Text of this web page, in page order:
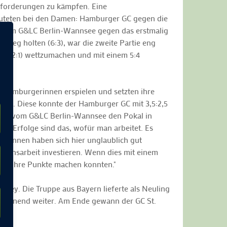
zu kämpfen. Eine
bei den Damen: Hamburger GC gegen die
G&LC Berlin-Wannsee gegen das erstmalig
Sieg holten (6:3), war die zweite Partie eng
(2:1) wettzumachen und mit einem 5:4
erspielen und setzten ihre
Diese konnte der Hamburger GC mit 3,5:2,5
vom G&LC Berlin-Wannsee den Pokal in
"Erfolge sind das, wofür man arbeitet. Es
haben sich hier unglaublich gut
investieren. Wenn dies mit einem
ihre Punkte machen konnten."
Die Truppe aus Bayern lieferte als Neuling
weiter. Am Ende gewann der GC St.